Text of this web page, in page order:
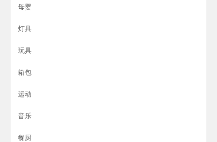
母婴
灯具
玩具
箱包
运动
音乐
餐厨